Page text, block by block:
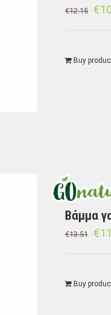
€12.15 €
Buy
Bάμμα
€13.51 €
Buy